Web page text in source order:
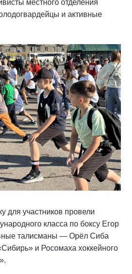
местного отделения
и активные
для участников провели
класса по боксу Егор
талисманы — Орёл Сиба
и Росомаха хоккейного